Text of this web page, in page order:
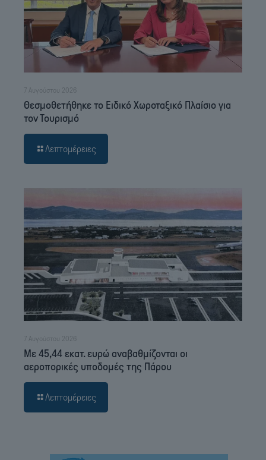
7 Αυγούστου 2026
Θεσμοθετήθηκε το Ειδικό Χωροταξικό Πλαίσιο για
τον Τουρισμό
Λεπτομέρειες
7 Αυγούστου 2026
Με 45,44 εκατ. ευρώ αναβαθμίζονται οι
αεροπορικές υποδομές της Πάρου
Λεπτομέρειες